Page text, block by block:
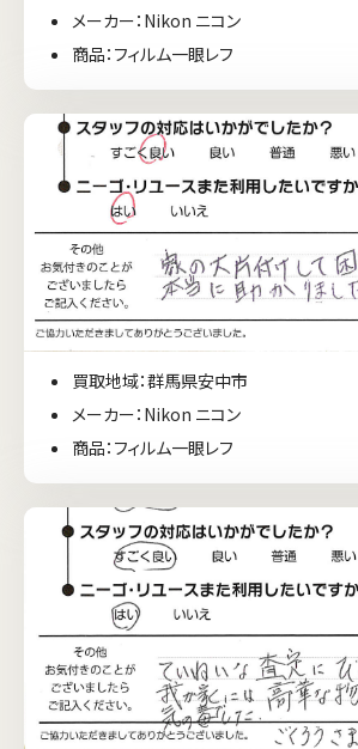
メーカー：Nikon ニコン
商品：フィルム一眼レフ
買取地域：群馬県安中市
メーカー：Nikon ニコン
商品：フィルム一眼レフ